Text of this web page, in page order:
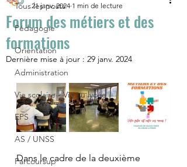
Tous les posts
Pédagogie
Orientation
Administration
Vie scolaire - Vie au lycée
EPS
AS / UNSS
Parcoursup
Forum des métiers et des
formations
21 janv. 2024 1 min de lecture
Dernière mise à jour : 29 janv. 2024
Dans le cadre de la deuxième